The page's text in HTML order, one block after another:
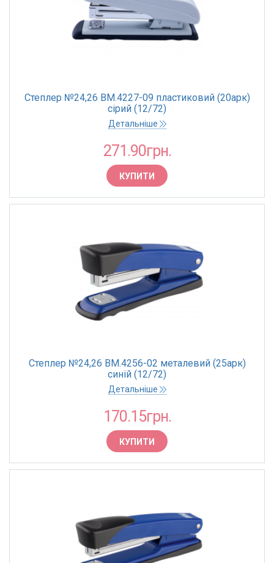
Степлер №24,26 BM.4227-09 пластиковий (20арк)
сірий (12/72)
Детальніше
271.90грн.
КУПИТИ
Степлер №24,26 BM.4256-02 металевий (25арк)
синій (12/72)
Детальніше
170.15грн.
КУПИТИ